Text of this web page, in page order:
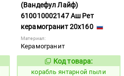
(Вандефул Лайф)
610010002147 Аш Рет
керамогранит 20x160
Материал:
Керамогранит
781076
Код товара:
корабль янтарной пыли